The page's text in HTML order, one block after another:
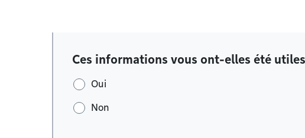
Ces informations vous ont-elles été
Oui
Non